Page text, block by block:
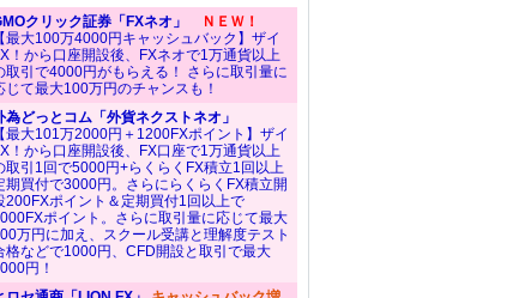
クリック証券「FXネオ」
ＮＥＷ！
【最大100万4000円キャッシュバック】ザイ
！から口座開設後、FXネオで1万通貨以上
取引で4000円がもらえる！ さらに取引量に
じて最大100万円のチャンスも！
為どっとコム「外貨ネクストネオ」
【最大101万2000円＋1200FXポイント】ザイ
！から口座開設後、FX口座で1万通貨以上
取引1回で5000円+らくらくFX積立1回以上
期買付で3000円。さらにらくらくFX積立開
200FXポイント＆定期買付1回以上で
ポイント。さらに取引量に応じて最大
万円に加え、スクール受講と理解度テスト
格などで1000円、CFD開設と取引で最大
円！